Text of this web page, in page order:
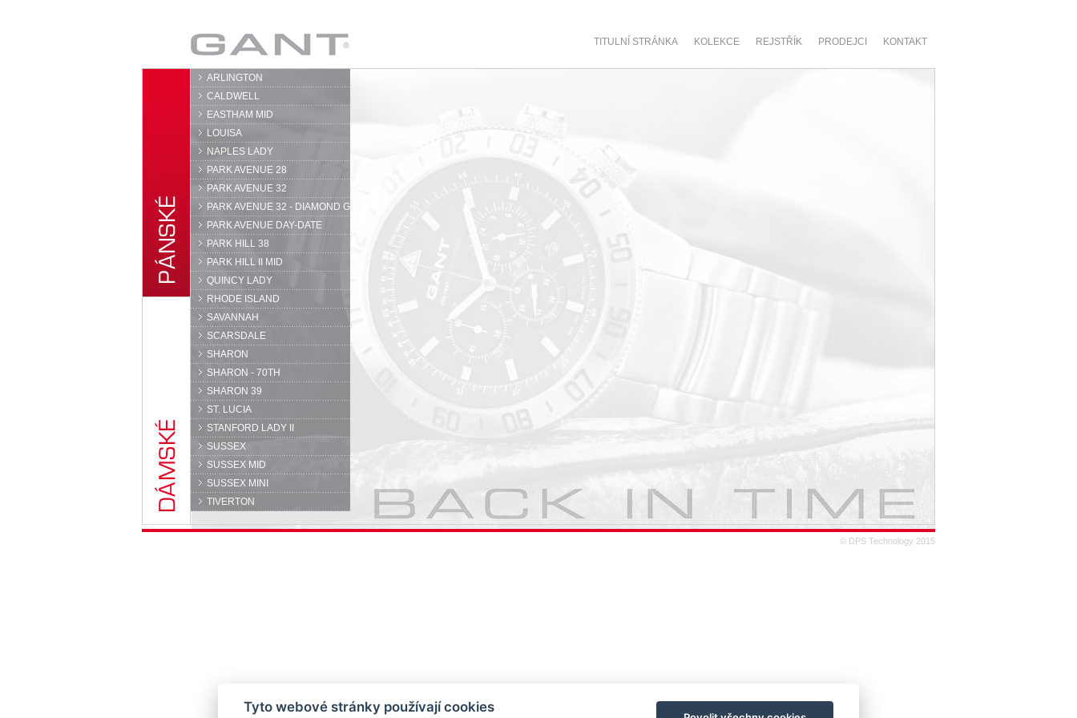
GANT TITULNÍ STRÁNKA KOLEKCE REJSTŘÍK PRODEJCI KONTAKT
ARLINGTON
CALDWELL
EASTHAM MID
LOUISA
NAPLES LADY
PARK AVENUE 28
PARK AVENUE 32
PARK AVENUE 32 - DIAMOND G
PARK AVENUE DAY-DATE
PARK HILL 38
PARK HILL II MID
QUINCY LADY
RHODE ISLAND
SAVANNAH
SCARSDALE
SHARON
SHARON - 70TH
SHARON 39
ST. LUCIA
STANFORD LADY II
SUSSEX
SUSSEX MID
SUSSEX MINI
TIVERTON
© DPS Technology 2015
Tyto webové stránky používají cookies